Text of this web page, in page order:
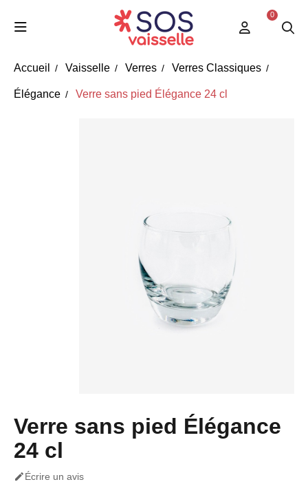
0
Accueil Vaisselle Verres Verres Classiques
Élégance Verre sans pied Élégance 24 cl
Verre sans pied Élégance
24 cl
Écrire un avis